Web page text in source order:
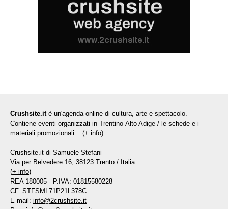
Crushsite.it è un'agenda online di cultura, arte e spettacolo.
Contiene eventi organizzati in Trentino-Alto Adige / le schede e i
materiali promozionali... (+ info)
Crushsite.it di Samuele Stefani
Via per Belvedere 16, 38123 Trento / Italia
(+ info)
REA 180005 - P.IVA: 01815580228
CF. STFSML71P21L378C
E-mail: info@2crushsite.it